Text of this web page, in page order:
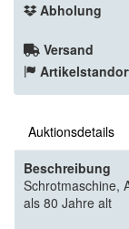
Abholung
Versand
Auktionsdetails
Beschreibung
Schrotmaschine,
als 80 Jahre alt